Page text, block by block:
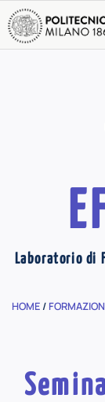
Laboratorio di
HOME/